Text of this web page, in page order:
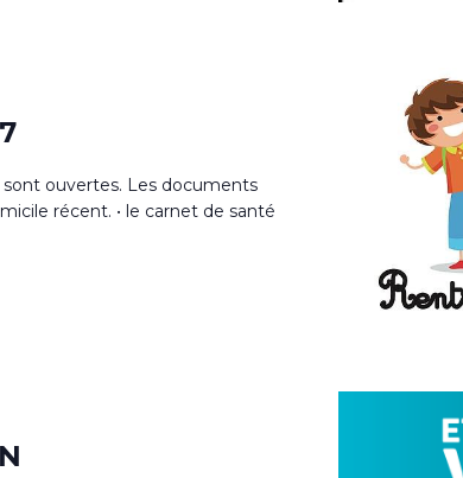
sont ouvertes. Les documents
récent. • le carnet de santé